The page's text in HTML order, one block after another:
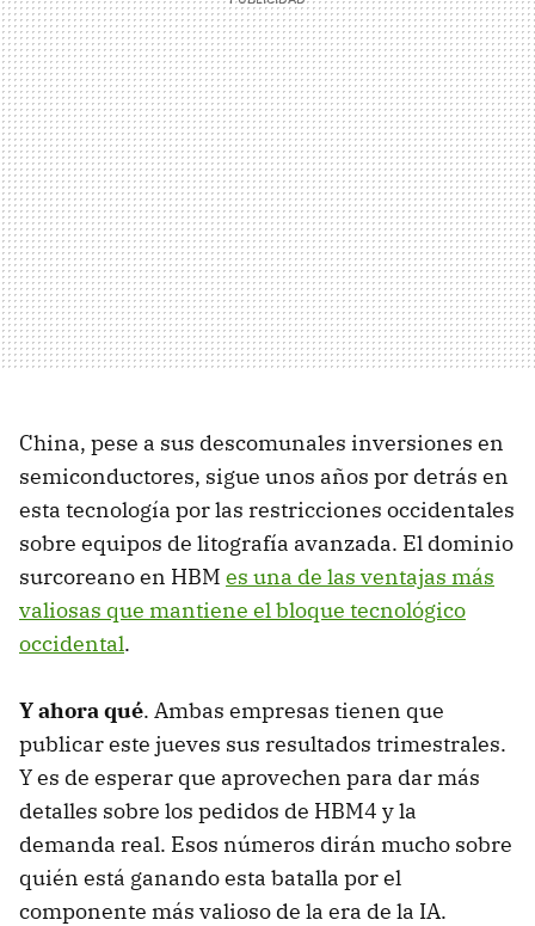
China, pese a sus descomunales inversiones en
semiconductores, sigue unos años por detrás en
esta tecnología por las restricciones occidentales
sobre equipos de litografía avanzada. El dominio
surcoreano en HBM es una de las ventajas más
valiosas que mantiene el bloque tecnológico
occidental.
Y ahora qué. Ambas empresas tienen que
publicar este jueves sus resultados trimestrales.
Y es de esperar que aprovechen para dar más
detalles sobre los pedidos de HBM4 y la
demanda real. Esos números dirán mucho sobre
quién está ganando esta batalla por el
componente más valioso de la era de la IA.